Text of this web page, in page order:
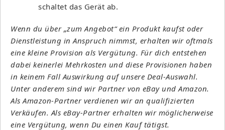
schaltet das Gerät ab.
Wenn du über „zum Angebot“ ein Produkt kaufst oder
Dienstleistung in Anspruch nimmst, erhalten wir oftmals
eine kleine Provision als Vergütung. Für dich entstehen
dabei keinerlei Mehrkosten und diese Provisionen haben
in keinem Fall Auswirkung auf unsere Deal-Auswahl.
Unter anderem sind wir Partner von eBay und Amazon.
Als Amazon-Partner verdienen wir an qualifizierten
Verkäufen. Als eBay-Partner erhalten wir möglicherweise
eine Vergütung, wenn Du einen Kauf tätigst.